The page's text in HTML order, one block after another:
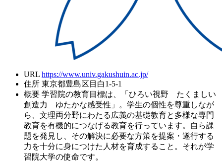
URL https://www.univ.gakushuin.ac.jp/
住所 東京都豊島区目白1-5-1
概要 学習院の教育目標は、「ひろい視野 たくましい
創造力 ゆたかな感受性」。学生の個性を尊重しなが
ら、文理両分野にわたる広義の基礎教育と多様な専門
教育を有機的につなげる教育を行っています。自ら課
題を発見し、その解決に必要な方策を提案・遂行する
力を十分に身につけた人材を育成すること。それが学
習院大学の使命です。